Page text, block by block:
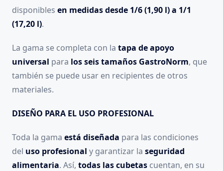
disponibles en medidas desde 1/6 (1,90 l) a 1/1
(17,20 l).
La gama se completa con la tapa de apoyo
universal para los seis tamaños GastroNorm, que
también se puede usar en recipientes de otros
materiales.
DISEÑO PARA EL USO PROFESIONAL
Toda la gama está diseñada para las condiciones
del uso profesional y garantizar la seguridad
alimentaria. Así, todas las cubetas cuentan, en su